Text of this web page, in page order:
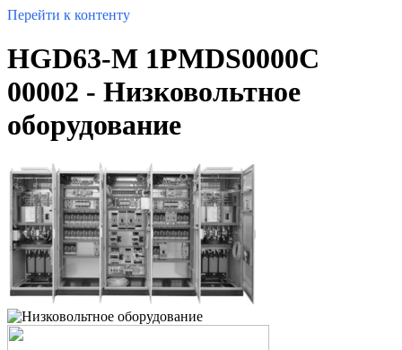
Перейти к контенту
HGD63-M 1PMDS0000C
00002 - Низковольтное
оборудование